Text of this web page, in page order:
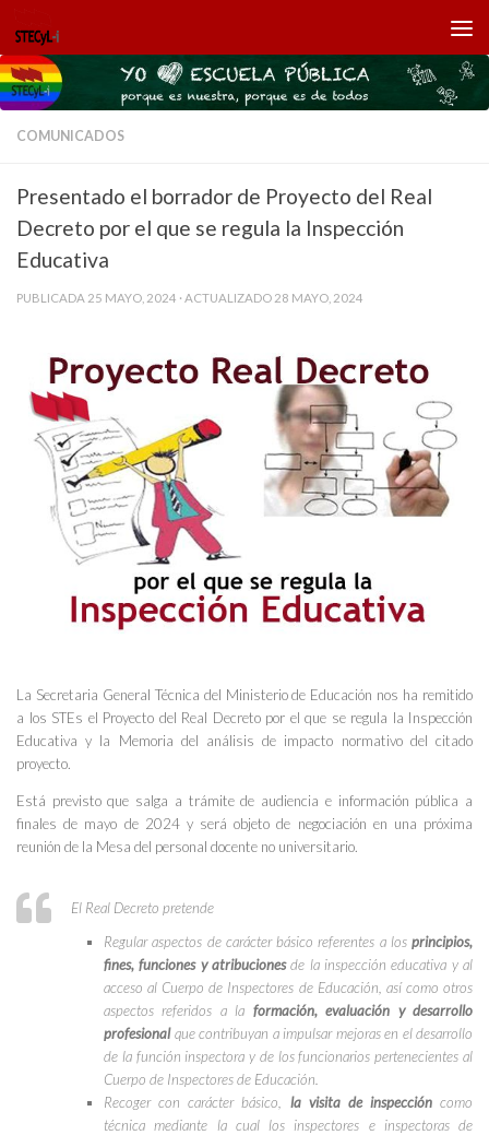
Saltar al contenido
COMUNICADOS
Presentado el borrador de Proyecto del Real
Decreto por el que se regula la Inspección
Educativa
PUBLICADA 25 MAYO, 2024 · ACTUALIZADO 28 MAYO, 2024
La Secretaria General Técnica del Ministerio de Educación nos ha remitido
a los STEs el Proyecto del Real Decreto por el que se regula la Inspección
Educativa y la Memoria del análisis de impacto normativo del citado
proyecto.
Está previsto que salga a trámite de audiencia e información pública a
finales de mayo de 2024 y será objeto de negociación en una próxima
reunión de la Mesa del personal docente no universitario.
El Real Decreto pretende
Regular aspectos de carácter básico referentes a los principios,
fines, funciones y atribucionesde la inspección educativa y al
acceso al Cuerpo de Inspectores de Educación, así como otros
aspectos referidos a la formación, evaluación y desarrollo
profesionalque contribuyan a impulsar mejoras en el desarrollo
de la función inspectora y de los funcionarios pertenecientes al
Cuerpo de Inspectores de Educación.
Recoger con carácter básico, la visita de inspeccióncomo
técnica mediante la cual los inspectores e inspectoras de